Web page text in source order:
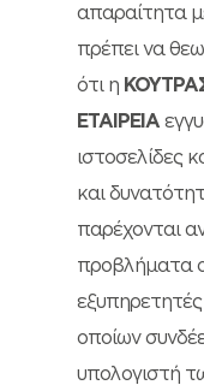
απαραίτητα
πρέπει να
ότι η
ΕΤΑΙΡΕΙΑ
ιστοσελίδες
και
παρέχονται
προβλήματα
οποίων
υπολογιστή